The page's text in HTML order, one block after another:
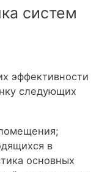
систем
эффективности
следующих
в
основных